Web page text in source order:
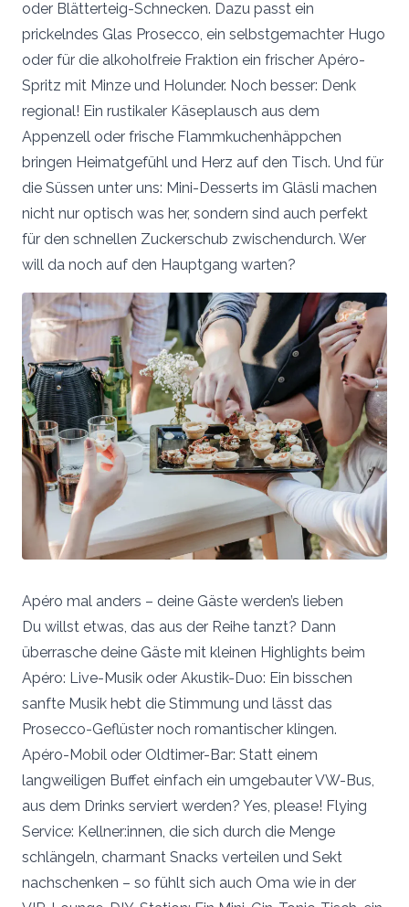
oder Blätterteig-Schnecken. Dazu passt ein
prickelndes Glas Prosecco, ein selbstgemachter Hugo
oder für die alkoholfreie Fraktion ein frischer Apéro-
Spritz mit Minze und Holunder. Noch besser: Denk
regional! Ein rustikaler Käseplausch aus dem
Appenzell oder frische Flammkuchenhäppchen
bringen Heimatgefühl und Herz auf den Tisch. Und für
die Süssen unter uns: Mini-Desserts im Gläsli machen
nicht nur optisch was her, sondern sind auch perfekt
für den schnellen Zuckerschub zwischendurch. Wer
will da noch auf den Hauptgang warten?
Apéro mal anders – deine Gäste werden’s lieben
Du willst etwas, das aus der Reihe tanzt? Dann
überrasche deine Gäste mit kleinen Highlights beim
Apéro: Live-Musik oder Akustik-Duo: Ein bisschen
sanfte Musik hebt die Stimmung und lässt das
Prosecco-Geflüster noch romantischer klingen.
Apéro-Mobil oder Oldtimer-Bar: Statt einem
langweiligen Buffet einfach ein umgebauter VW-Bus,
aus dem Drinks serviert werden? Yes, please! Flying
Service: Kellner:innen, die sich durch die Menge
schlängeln, charmant Snacks verteilen und Sekt
nachschenken – so fühlt sich auch Oma wie in der